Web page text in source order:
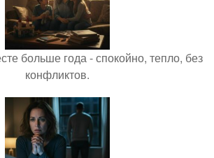
больше года - спокойно, тепло, без
конфликтов.